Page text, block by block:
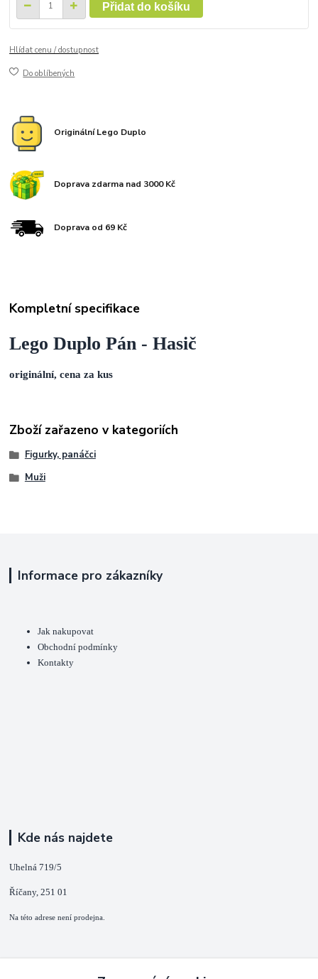
Přidat do košíku
Hlídat cenu / dostupnost
Do oblíbených
Originální Lego Duplo
Doprava zdarma nad 3000 Kč
Doprava od 69 Kč
Kompletní specifikace
Lego Duplo Pán - Hasič
originální, cena za kus
Zboží zařazeno v kategoriích
Figurky, panáčci
Muži
Informace pro zákazníky
Jak nakupovat
Obchodní podmínky
Kontakty
Kde nás najdete
Uhelná 719/5
Říčany, 251 01
Na této adrese není prodejna.